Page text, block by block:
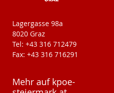
KPÖ-Steiermark
Lagergasse 98a
8020 Graz
Tel: +43 316 712479
Fax: +43 316 716291
Mehr auf kpoe-